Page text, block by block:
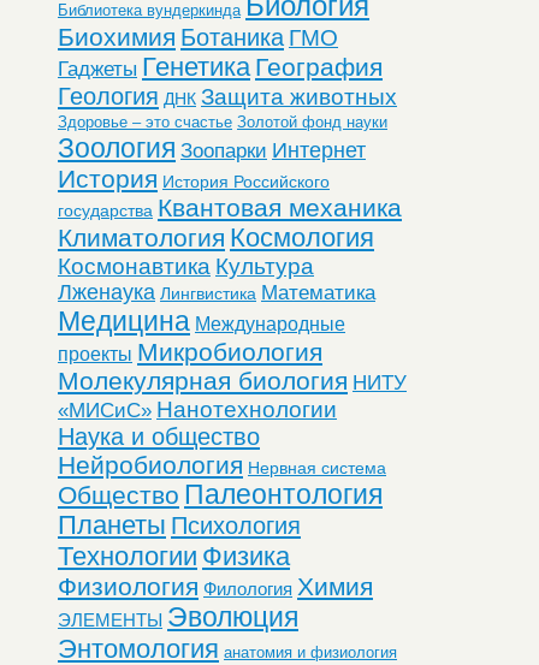
Библиотека вундеркинда
Биохимия Ботаника ГМО
Гаджеты Генетика География
Геология ДНК Защита животных
Здоровье – это счастье Золотой фонд науки
Зоология Зоопарки Интернет
История История Российского
государства Квантовая механика
Климатология Космология
Космонавтика Культура
Лженаука Лингвистика Математика
Медицина Международные
проекты Микробиология
Молекулярная биология НИТУ
«МИСиС» Нанотехнологии
Наука и общество
Нейробиология Нервная система
Общество Палеонтология
Планеты Психология
Технологии Физика
Физиология Филология Химия
ЭЛЕМЕНТЫ Эволюция
Энтомология анатомия и физиология